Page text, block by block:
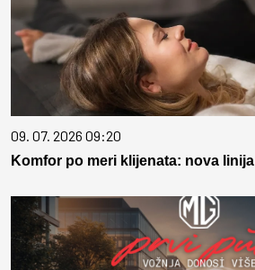
09. 07. 2026 09:20
Komfor po meri klijenata: nova